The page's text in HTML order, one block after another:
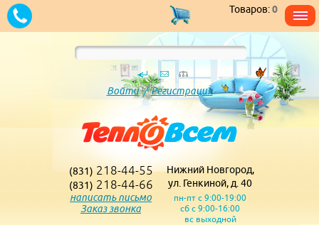
Товаров:0
Войти/Регистрация
(831) 218-44-55
(831) 218-44-66
написать письмо
Заказ звонка
Нижний Новгород,
ул. Генкиной, д. 40
пн-пт с 9:00-19:00
сб с 9:00-16:00
вс выходной